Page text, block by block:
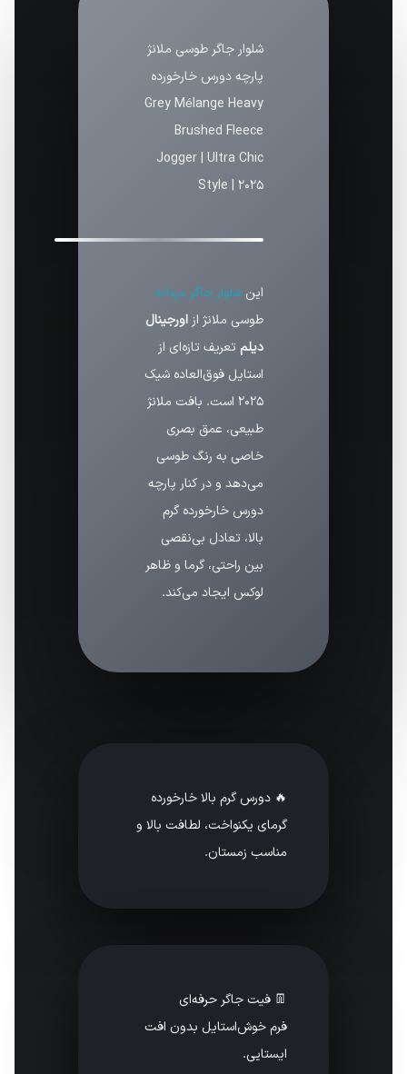
شلوار جاگر طوسی ملانژ
پارچه دورس خارخورده
Grey Mélange Heavy
Brushed Fleece
Jogger | Ultra Chic
Style | 2025
این شلوار جاگر مردانه
طوسی ملانژ از اورجینال
دیلم تعریف تازه‌ای از
استایل فوق‌العاده شیک
۲۰۲۵ است. بافت ملانژ
طبیعی، عمق بصری
خاصی به رنگ طوسی
می‌دهد و در کنار پارچه
دورس خارخورده گرم
بالا، تعادل بی‌نقصی
بین راحتی، گرما و ظاهر
لوکس ایجاد می‌کند.
🔥 دورس گرم بالا خارخورده
گرمای یکنواخت، لطافت بالا و
مناسب زمستان.
👖 فیت جاگر حرفه‌ای
فرم خوش‌استایل بدون افت
ایستایی.